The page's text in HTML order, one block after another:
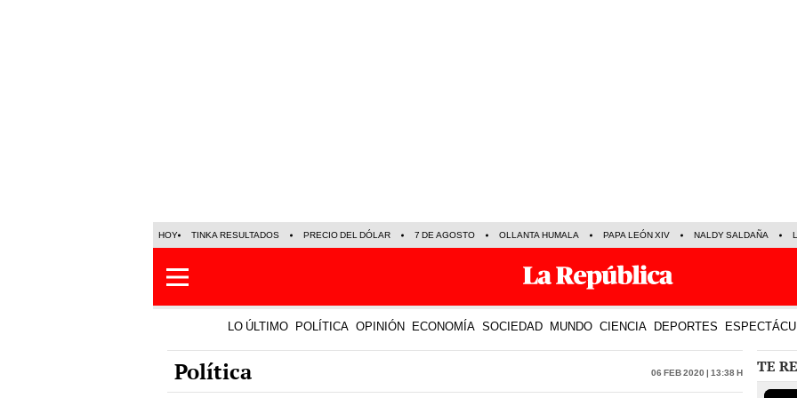
HOY TINKA RESULTADOS PRECIO DEL DÓLAR 7 DE AGOSTO OLLANTA HUMALA PAPA LEÓN XIV NALDY SALDAÑA
LO ÚLTIMO POLÍTICA OPINIÓN ECONOMÍA SOCIEDAD MUNDO CIENCIA DEPORTES
Política 06 Feb 2020 | 13:38 h TE